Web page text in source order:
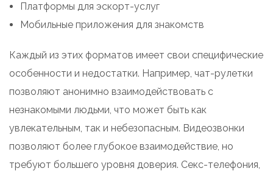
Платформы для эскорт-услуг
Мобильные приложения для знакомств
Каждый из этих форматов имеет свои специфические
особенности и недостатки. Например, чат-рулетки
позволяют анонимно взаимодействовать с
незнакомыми людьми, что может быть как
увлекательным, так и небезопасным. Видеозвонки
позволяют более глубокое взаимодействие, но
требуют большего уровня доверия. Секс-телефония,